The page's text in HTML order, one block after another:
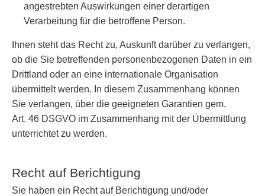
angestrebten Auswirkungen einer derartigen
Verarbeitung für die betroffene Person.
Ihnen steht das Recht zu, Auskunft darüber zu verlangen,
ob die Sie betreffenden personenbezogenen Daten in ein
Drittland oder an eine internationale Organisation
übermittelt werden. In diesem Zusammenhang können
Sie verlangen, über die geeigneten Garantien gem.
Art. 46 DSGVO im Zusammenhang mit der Übermittlung
unterrichtet zu werden.
Recht auf Berichtigung
Sie haben ein Recht auf Berichtigung und/oder